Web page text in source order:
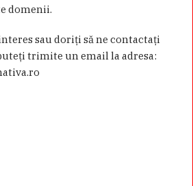
domenii.
sau doriţi să ne contactaţi
trimite un email la adresa: